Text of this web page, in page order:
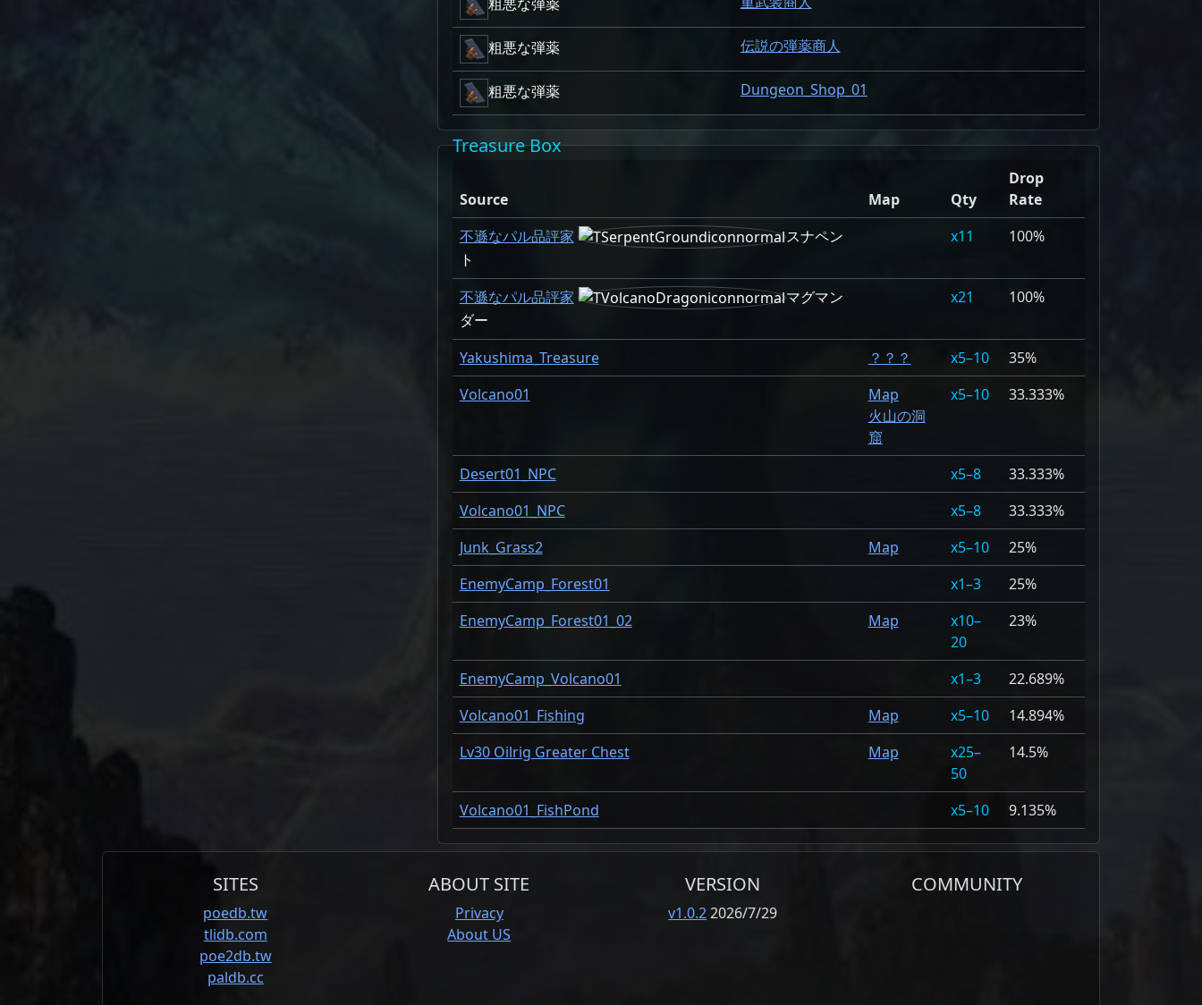
粗悪な弾薬 伝説の弾薬商人
粗悪な弾薬 Dungeon_Shop_01
Treasure Box
Source Map Qty
Drop
Rate
不遜なパル品評家
スナペン
ト
11 100%
不遜なパル品評家
マグマン
ダー
21 100%
Yakushima_Treasure ？？？ 5–10
35%
Volcano01
Map
火山の洞
窟
5–10 33.333%
Desert01_NPC 5–8
33.333%
Volcano01_NPC
5–8
33.333%
Junk_Grass2
Map 5–10
25%
EnemyCamp_Forest01
1–3
25%
EnemyCamp_Forest01_02
Map
10–
20
23%
EnemyCamp_Volcano01 1–3
22.689%
Volcano01_Fishing
Map 5–10
14.894%
Lv30 Oilrig Greater Chest
Map
25–
50
14.5%
Volcano01_FishPond 5–10 9.135%
SITES
poedb.tw
tlidb.com
poe2db.tw
paldb.cc
ABOUT SITE
Privacy
About US
VERSION
v1.0.22026/7/29
COMMUNITY